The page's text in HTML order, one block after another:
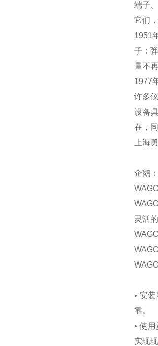
端子
它们
1951
子：
量不
1977
许多
设备
在，
上海
企鹅
灵活
• 安
靠。
• 使
实现